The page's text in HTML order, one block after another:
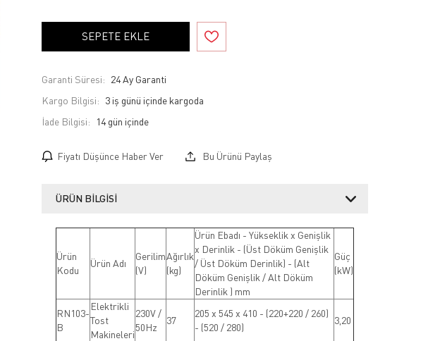
SEPETE EKLE
Garanti Süresi: 24 Ay Garanti
Kargo Bilgisi: 3 iş günü içinde kargoda
İade Bilgisi:
Fiyatı Düşünce Haber Ver Bu Ürünü Paylaş
ÜRÜN BILGISI
Ürün
Kodu
Ürün Adı
Gerilim
(V)
Ağırlık
(kg)
Ürün Ebadı - Yükseklik x Genişlik
x Derinlik - (Üst Döküm Genişlik
/ Üst Döküm Derinlik) - (Alt
Döküm Genişlik / Alt Döküm
Derinlik ) mm
Güç
(kW)
RN103-
B
Elektrikli
Tost
Makineleri
230V /
50Hz
37
205 x 545 x 410 - (220+220 / 260)
- (520 / 280)
3,20